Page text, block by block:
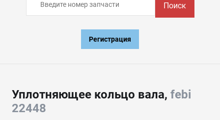
Поиск
Регистрация
Уплотняющее кольцо вала, febi
22448